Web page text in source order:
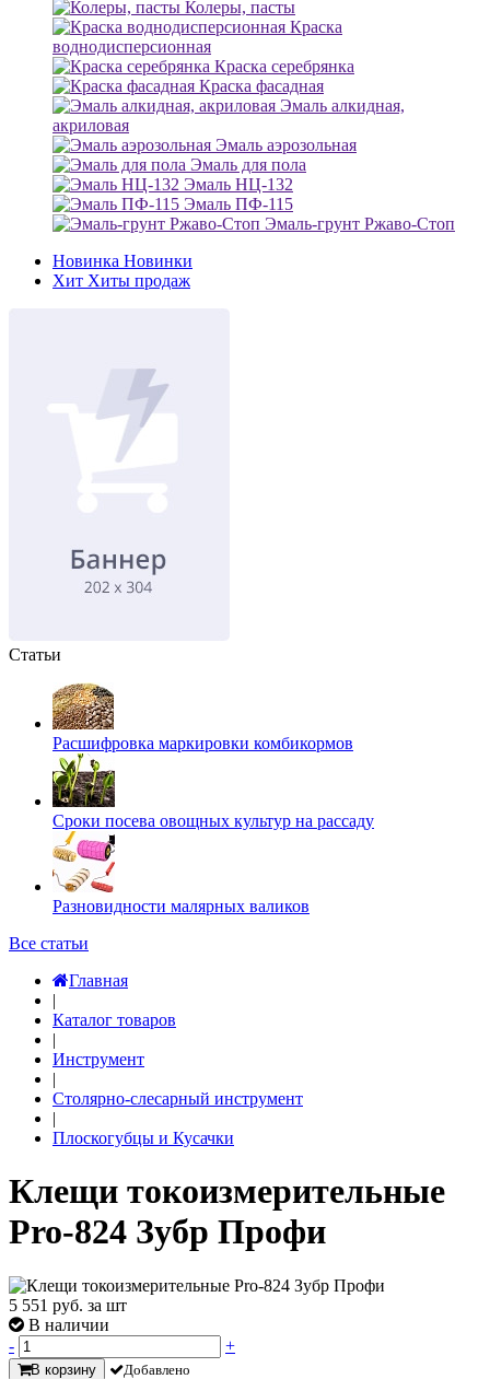
Колеры, пасты
Краска
воднодисперсионная
Краска серебрянка
Краска фасадная
Эмаль алкидная,
акриловая
Эмаль аэрозольная
Эмаль для пола
Эмаль НЦ-132
Эмаль ПФ-115
Эмаль-грунт Ржаво-Стоп
Новинка Новинки
Хит Хиты продаж
Статьи
Расшифровка маркировки комбикормов
Сроки посева овощных культур на рассаду
Разновидности малярных валиков
Все статьи
Главная
|
Каталог товаров
|
Инструмент
|
Столярно-слесарный инструмент
|
Плоскогубцы и Кусачки
Клещи токоизмерительные
Pro-824 Зубр Профи
5 551 руб. за шт
В наличии
-
+
В корзину Добавлено